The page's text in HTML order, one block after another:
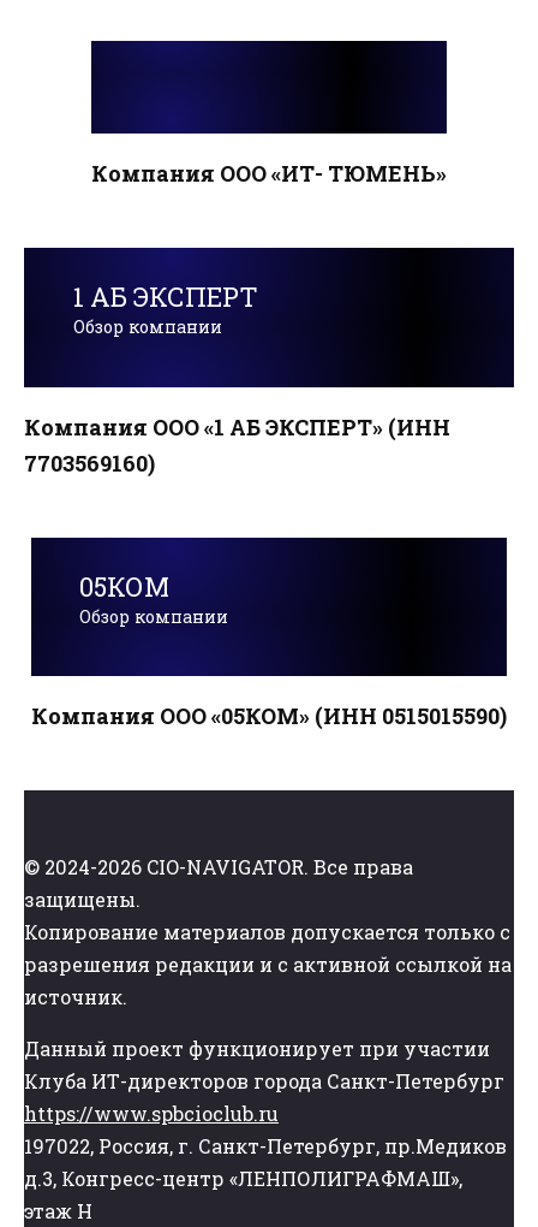
Компания ООО «ИТ- ТЮМЕНЬ»
1 АБ ЭКСПЕРТ
Обзор компании
Компания ООО «1 АБ ЭКСПЕРТ» (ИНН
7703569160)
05КОМ
Обзор компании
Компания ООО «05КОМ» (ИНН 0515015590)
© 2024-2026 CIO-NAVIGATOR. Все права
защищены.
Копирование материалов допускается только с
разрешения редакции и с активной ссылкой на
источник.
Данный проект функционирует при участии
Клуба ИТ-директоров города Санкт-Петербург
https://www.spbcioclub.ru
197022, Россия, г. Санкт-Петербург, пр.Медиков
д.3, Конгресс-центр «ЛЕНПОЛИГРАФМАШ»,
этаж Н